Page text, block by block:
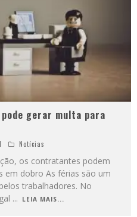
gerar multa para
Notícias
os contratantes podem
em dobro As férias são um
trabalhadores. No
... LEIA MAIS...